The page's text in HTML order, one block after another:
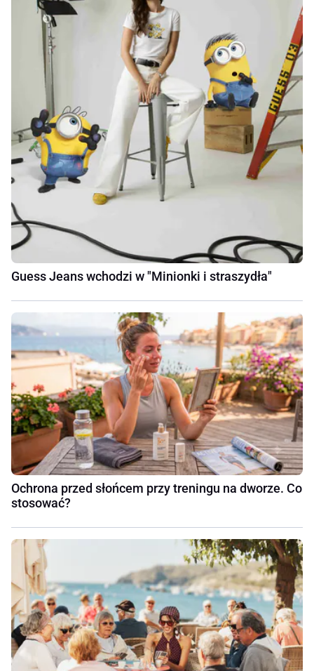
Guess Jeans wchodzi w "Minionki i straszydła"
Ochrona przed słońcem przy treningu na dworze. Co
stosować?